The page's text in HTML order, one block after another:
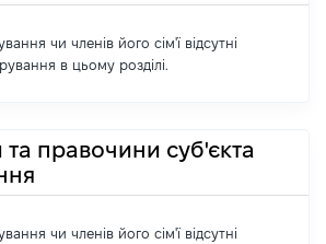
чи членів його сім'ї відсутні
в цьому розділі.
та правочини суб'єкта
чи членів його сім'ї відсутні